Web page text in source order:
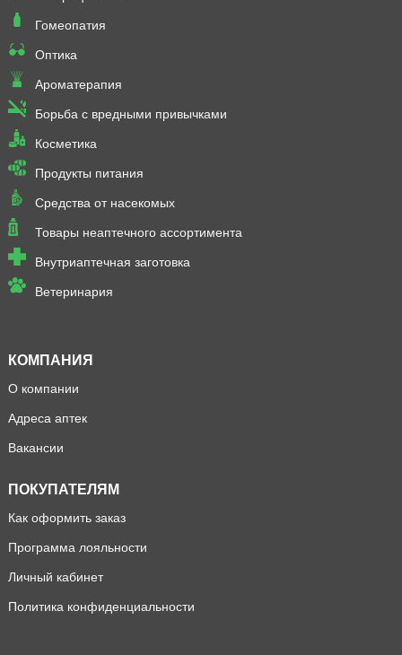
Гомеопатия
Оптика
Ароматерапия
Борьба с вредными привычками
Косметика
Продукты питания
Средства от насекомых
Товары неаптечного ассортимента
Внутриаптечная заготовка
Ветеринария
КОМПАНИЯ
О компании
Адреса аптек
Вакансии
ПОКУПАТЕЛЯМ
Как оформить заказ
Программа лояльности
Личный кабинет
Политика конфиденциальности